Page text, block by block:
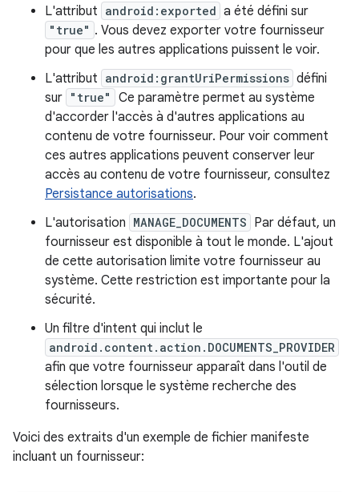
L'attribut android:exported a été défini sur
"true" . Vous devez exporter votre fournisseur
pour que les autres applications puissent le voir.
L'attribut android:grantUriPermissions défini
sur "true"
Ce paramètre permet au système
d'accorder l'accès à d'autres applications au
contenu de votre fournisseur. Pour voir comment
ces autres applications peuvent conserver leur
accès au contenu de votre fournisseur, consultez
Persistance autorisations.
L'autorisation MANAGE_DOCUMENTS Par défaut, un
fournisseur est disponible à tout le monde. L'ajout
de cette autorisation limite votre fournisseur au
système. Cette restriction est importante pour la
sécurité.
Un filtre d'intent qui inclut le
android.content.action.DOCUMENTS_PROVIDER
afin que votre fournisseur apparaît dans l'outil de
sélection lorsque le système recherche des
fournisseurs.
Voici des extraits d'un exemple de fichier manifeste
incluant un fournisseur: